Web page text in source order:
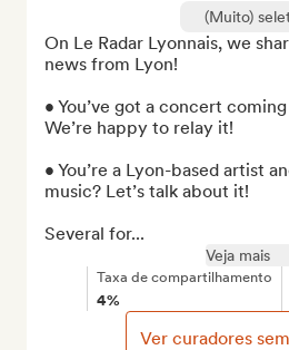
(Muito)
On Le Radar Lyonnais, we
news from Lyon!
• You’ve got a concert
We’re happy to relay it!
• You’re a Lyon-based artist
music? Let’s talk about it!
Several for...
Veja mais
Taxa de compartilhamento
4%
Ver curadores